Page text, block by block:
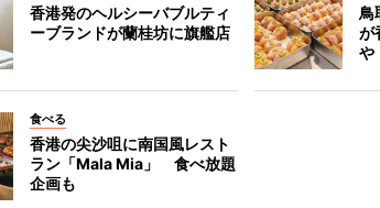
香港発のヘルシーバブルティ
ーブランドが蘭桂坊に旗艦店
鳥
が
や
食べる
香港の尖沙咀に南国風レスト
ラン「Mala Mia」 食べ放題
企画も